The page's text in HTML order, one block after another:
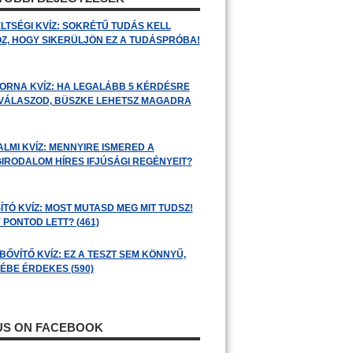
KVÍZ: SOKRÉTŰ TUDÁS KELL
HOGY SIKERÜLJÖN EZ A TUDÁSPRÓBA!
KVÍZ: HA LEGALÁBB 5 KÉRDÉSRE
BÜSZKE LEHETSZ MAGADRA
KVÍZ: MENNYIRE ISMERED A
HÍRES IFJÚSÁGI REGÉNYEIT?
KVÍZ: MOST MUTASD MEG MIT TUDSZ!
PONTOD LETT? (461)
KVÍZ: EZ A TESZT SEM KÖNNYŰ,
ÉRDEKES (590)
ON FACEBOOK